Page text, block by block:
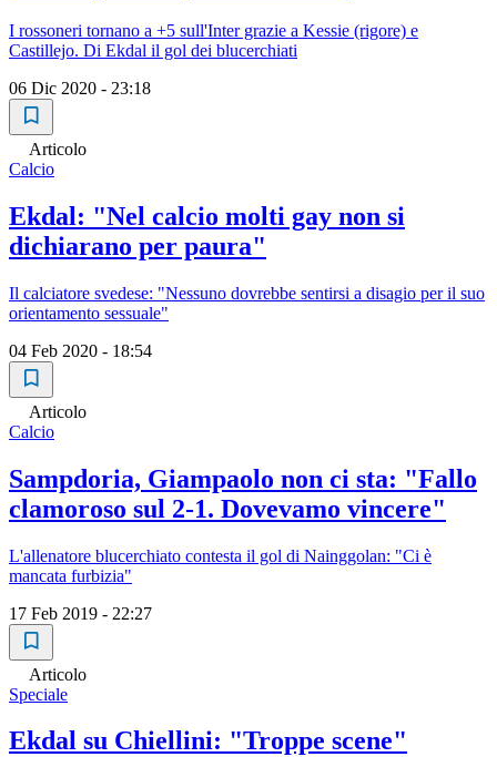
I rossoneri tornano a +5 sull'Inter grazie a Kessie (rigore) e
Castillejo. Di Ekdal il gol dei blucerchiati
06 Dic 2020 - 23:18
Articolo
Calcio
Ekdal: "Nel calcio molti gay non si
dichiarano per paura"
Il calciatore svedese: "Nessuno dovrebbe sentirsi a disagio per il suo
orientamento sessuale"
04 Feb 2020 - 18:54
Articolo
Calcio
Sampdoria, Giampaolo non ci sta: "Fallo
clamoroso sul 2-1. Dovevamo vincere"
L'allenatore blucerchiato contesta il gol di Nainggolan: "Ci è
mancata furbizia"
17 Feb 2019 - 22:27
Articolo
Speciale
Ekdal su Chiellini: "Troppe scene"